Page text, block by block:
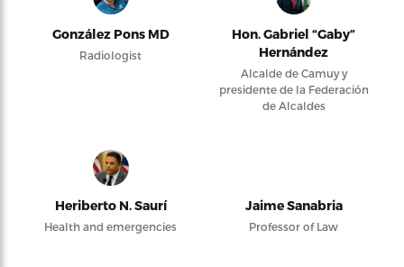
González Pons MD
Radiologist
Hon. Gabriel “Gaby”
Hernández
Alcalde de Camuy y
presidente de la Federación
de Alcaldes
Heriberto N. Saurí
Health and emergencies
Jaime Sanabria
Professor of Law